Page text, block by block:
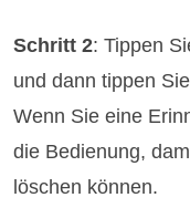
Schritt 2: Tippen
und dann tippen
Wenn Sie eine
die Bedienung,
löschen können.